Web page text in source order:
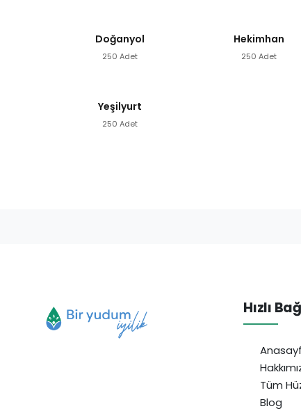
Doğanyol
250 Adet
Hekimhan
250 Adet
Yeşilyurt
250 Adet
Hızlı
Tüm
Blog